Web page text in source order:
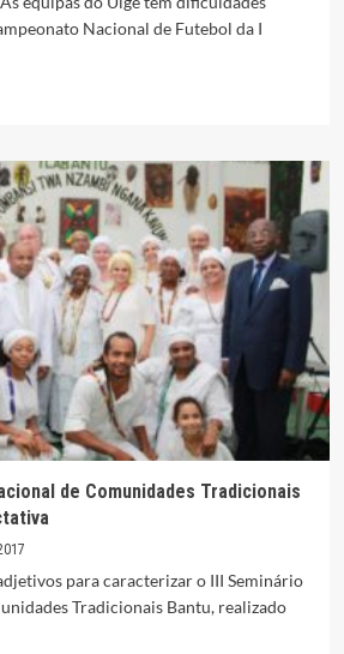
Nacional de Futebol da I
de Comunidades Tradicionais
para caracterizar o III Seminário
Tradicionais Bantu, realizado